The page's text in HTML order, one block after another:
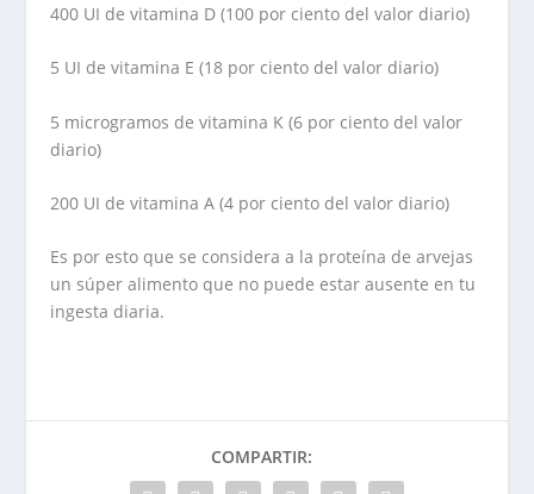
400 UI de vitamina D (100 por ciento del valor diario)
5 UI de vitamina E (18 por ciento del valor diario)
5 microgramos de vitamina K (6 por ciento del valor
diario)
200 UI de vitamina A (4 por ciento del valor diario)
Es por esto que se considera a la proteína de arvejas
un súper alimento que no puede estar ausente en tu
ingesta diaria.
COMPARTIR: